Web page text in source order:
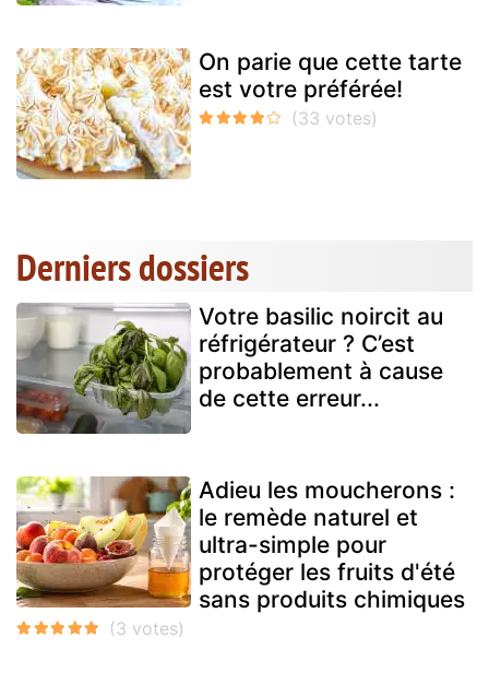
On parie que cette tarte
est votre préférée!
Derniers dossiers
Votre basilic noircit au
réfrigérateur ? C’est
probablement à cause
de cette erreur...
Adieu les moucherons :
le remède naturel et
ultra-simple pour
protéger les fruits d'été
sans produits chimiques